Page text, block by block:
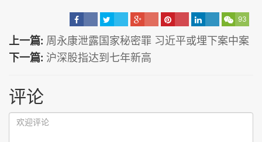
93
上一篇: 周永康泄露国家秘密罪 习近平或埋下案中案
下一篇: 沪深股指达到七年新高
评论